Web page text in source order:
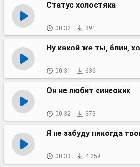
Статус холостяка
00:32 391
Ну какой же ты, блин,
00:31 636
Он не любит синеоких
00:32 373
00:33 4 259